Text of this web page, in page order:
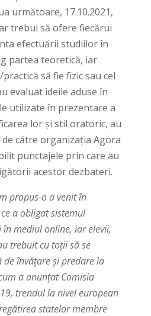
următoare, 17.10.2021,
trebui să ofere fiecărui
efectuării studiilor în
partea teoretică, iar
să fie fizic sau cel
evaluat ideile aduse în
utilizate în prezentare a
lor și stil oratoric, au
către organizația Agora
punctajele prin care au
acestor dezbateri.
propus-o a venit în
a obligat sistemul
mediul online, iar elevii,
trebuit cu toții să se
de învățare și predare la
a anunțat Comisia
trendul la nivel european
statelor membre